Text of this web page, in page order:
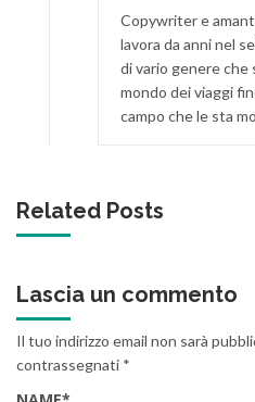
Copywriter e
lavora da anni nel
di vario genere che
mondo dei viaggi
campo che le sta
Related Posts
Lascia un commento
Il tuo indirizzo email non sarà
contrassegnati *